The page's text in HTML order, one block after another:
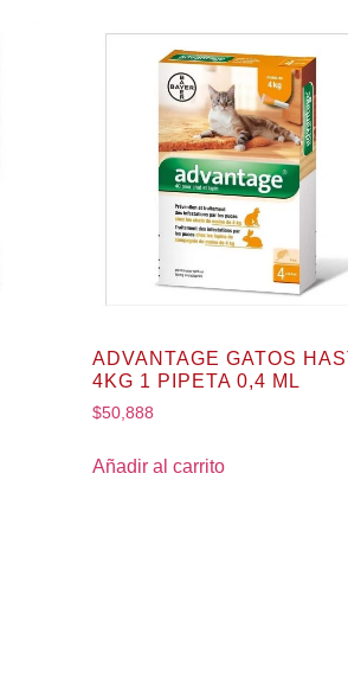
ADVANTAGE GATOS
4KG 1 PIPETA 0,4 ML
$50,888
Añadir al carrito